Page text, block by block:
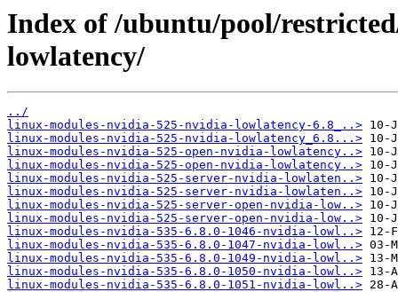
Index of /ubuntu/pool/
lowlatency/
../
linux-modules-nvidia-525-nvidia-lowlatency-6.8_..>
linux-modules-nvidia-525-nvidia-lowlatency_6.8...>
linux-modules-nvidia-525-open-nvidia-lowlatency..>
linux-modules-nvidia-525-open-nvidia-lowlatency..>
linux-modules-nvidia-525-server-nvidia-lowlaten..>
linux-modules-nvidia-525-server-nvidia-lowlaten..>
linux-modules-nvidia-525-server-open-nvidia-low..>
linux-modules-nvidia-525-server-open-nvidia-low..>
linux-modules-nvidia-535-6.8.0-1046-nvidia-lowl..>
linux-modules-nvidia-535-6.8.0-1047-nvidia-lowl..>
linux-modules-nvidia-535-6.8.0-1049-nvidia-lowl..>
linux-modules-nvidia-535-6.8.0-1050-nvidia-lowl..>
linux-modules-nvidia-535-6.8.0-1051-nvidia-lowl..>